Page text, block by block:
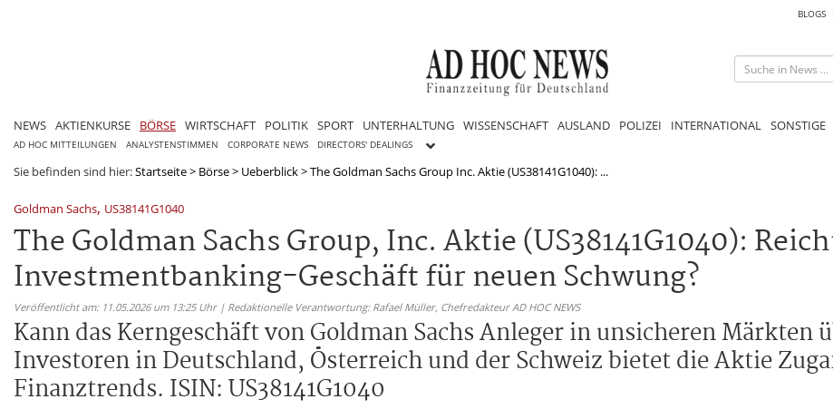
BLOGS
NEWS AKTIENKURSE BÖRSE WIRTSCHAFT POLITIK SPORT UNTERHALTUNG WISSENSCHAFT AUSLAND POLIZEI INTERNATIONAL SONSTIGE
AD HOC MITTEILUNGEN ANALYSTENSTIMMEN CORPORATE NEWS DIRECTORS' DEALINGS
Sie befinden sind hier:Startseite> Börse> Ueberblick>The Goldman Sachs Group Inc. Aktie (US38141G1040): ...
Goldman Sachs, US38141G1040
The Goldman Sachs Group, Inc. Aktie (US38141G1040):
Investmentbanking-Geschäft für neuen Schwung?
Veröffentlicht am: 11.05.2026 um 13:25 Uhr | Redaktionelle Verantwortung: Rafael Müller, Chefredakteur AD HOC NEWS
Kann das Kerngeschäft von Goldman Sachs Anleger in unsicheren Märkten
Investoren in Deutschland, Österreich und der Schweiz bietet die Aktie
Finanztrends. ISIN: US38141G1040